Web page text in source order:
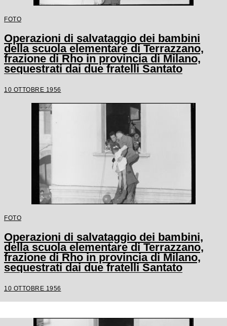
FOTO
Operazioni di salvataggio dei bambini
della scuola elementare di Terrazzano,
frazione di Rho in provincia di Milano,
sequestrati dai due fratelli Santato
10 OTTOBRE 1956
FOTO
Operazioni di salvataggio dei bambini,
della scuola elementare di Terrazzano,
frazione di Rho in provincia di Milano,
sequestrati dai due fratelli Santato
10 OTTOBRE 1956